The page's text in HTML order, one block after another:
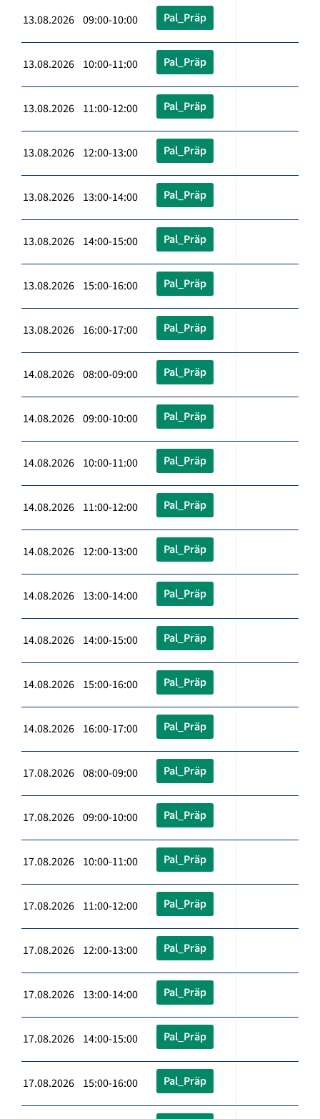
13.08.2026 09:00-10:00 Pal_Präp
13.08.2026 10:00-11:00 Pal_Präp
13.08.2026 11:00-12:00 Pal_Präp
13.08.2026 12:00-13:00 Pal_Präp
13.08.2026 13:00-14:00 Pal_Präp
13.08.2026 14:00-15:00 Pal_Präp
13.08.2026 15:00-16:00 Pal_Präp
13.08.2026 16:00-17:00 Pal_Präp
14.08.2026 08:00-09:00 Pal_Präp
14.08.2026 09:00-10:00 Pal_Präp
14.08.2026 10:00-11:00 Pal_Präp
14.08.2026 11:00-12:00 Pal_Präp
14.08.2026 12:00-13:00 Pal_Präp
14.08.2026 13:00-14:00 Pal_Präp
14.08.2026 14:00-15:00 Pal_Präp
14.08.2026 15:00-16:00 Pal_Präp
14.08.2026 16:00-17:00 Pal_Präp
17.08.2026 08:00-09:00 Pal_Präp
17.08.2026 09:00-10:00 Pal_Präp
17.08.2026 10:00-11:00 Pal_Präp
17.08.2026 11:00-12:00 Pal_Präp
17.08.2026 12:00-13:00 Pal_Präp
17.08.2026 13:00-14:00 Pal_Präp
17.08.2026 14:00-15:00 Pal_Präp
17.08.2026 15:00-16:00 Pal_Präp